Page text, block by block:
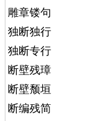
雕章镂句
独断独行
独断专行
断壁残璋
断壁颓垣
断编残简